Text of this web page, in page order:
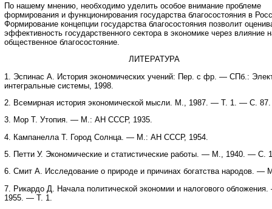
По нашему мнению, необходимо уделить особое внимание проблеме
формирования и функционирования государства благосостояния в
Формирование концепции государства благосостояния позволит
эффективность государственного сектора в экономике через влияние
общественное благосостояние.
ЛИТЕРАТУРА
1. Эспинас А. История экономических учений: Пер. с фр. — СПб.:
интегральные системы, 1998.
2. Всемирная история экономической мысли. М., 1987. — Т. 1. — С. 87.
3. Мор Т. Утопия. — М.: АН СССР, 1935.
4. Кампанелла Т. Город Солнца. — М.: АН СССР, 1954.
5. Петти У. Экономические и статистические работы. — М., 1940. — С.
6. Смит А. Исследование о природе и причинах богатства народов. —
7. Рикардо Д. Начала политической экономии и налогового
1955. — Т. 1.